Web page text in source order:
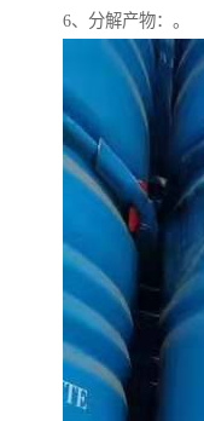
6、分解产物：。